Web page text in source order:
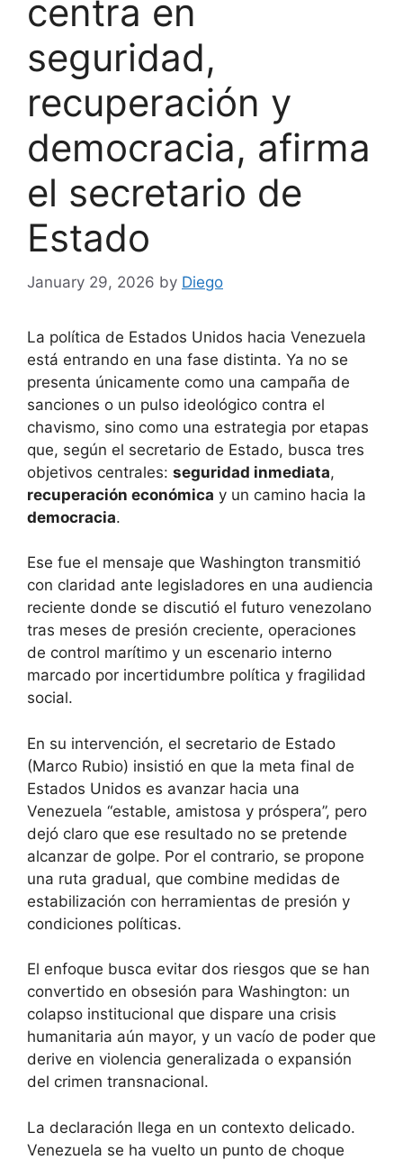
centra en
seguridad,
recuperación y
democracia, afirma
el secretario de
Estado
January 29, 2026 by Diego
La política de Estados Unidos hacia Venezuela
está entrando en una fase distinta. Ya no se
presenta únicamente como una campaña de
sanciones o un pulso ideológico contra el
chavismo, sino como una estrategia por etapas
que, según el secretario de Estado, busca tres
objetivos centrales: seguridad inmediata,
recuperación económica y un camino hacia la
democracia.
Ese fue el mensaje que Washington transmitió
con claridad ante legisladores en una audiencia
reciente donde se discutió el futuro venezolano
tras meses de presión creciente, operaciones
de control marítimo y un escenario interno
marcado por incertidumbre política y fragilidad
social.
En su intervención, el secretario de Estado
(Marco Rubio) insistió en que la meta final de
Estados Unidos es avanzar hacia una
Venezuela “estable, amistosa y próspera”, pero
dejó claro que ese resultado no se pretende
alcanzar de golpe. Por el contrario, se propone
una ruta gradual, que combine medidas de
estabilización con herramientas de presión y
condiciones políticas.
El enfoque busca evitar dos riesgos que se han
convertido en obsesión para Washington: un
colapso institucional que dispare una crisis
humanitaria aún mayor, y un vacío de poder que
derive en violencia generalizada o expansión
del crimen transnacional.
La declaración llega en un contexto delicado.
Venezuela se ha vuelto un punto de choque